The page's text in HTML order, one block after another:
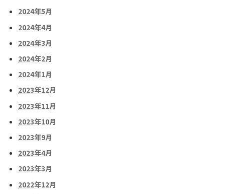
2024年5月
2024年4月
2024年3月
2024年2月
2024年1月
2023年12月
2023年11月
2023年10月
2023年9月
2023年4月
2023年3月
2022年12月